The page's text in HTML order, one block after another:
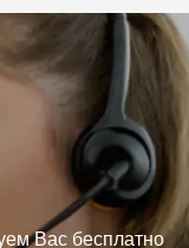
Вас бесплатно